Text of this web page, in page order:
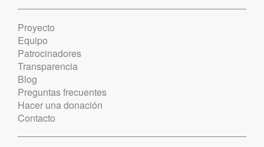
Proyecto
Equipo
Patrocinadores
Transparencia
Blog
Preguntas frecuentes
Hacer una donación
Contacto